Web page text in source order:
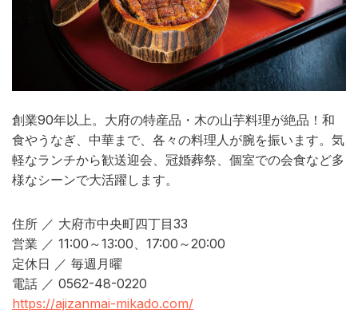
創業90年以上。大府の特産品・木の山芋料理が絶品！和
食やうなぎ、中華まで、各々の料理人が腕を振います。気
軽なランチから歓送迎会、冠婚葬祭、個室での会食など多
様なシーンで大活躍します。
住所 ／ 大府市中央町四丁目33
営業 ／ 11:00～13:00、17:00～20:00
定休日 ／ 毎週月曜
電話 ／ 0562-48-0220
https://ajizanmai-mikado.com/